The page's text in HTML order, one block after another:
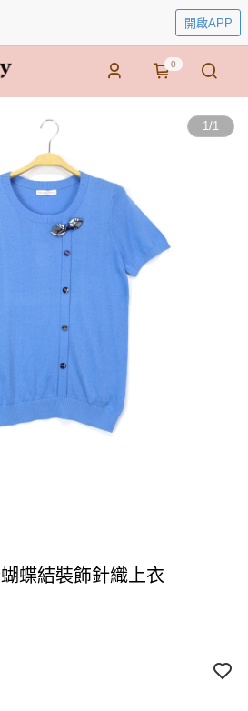
開啟APP
0
1/1
蝶結裝飾針織上衣